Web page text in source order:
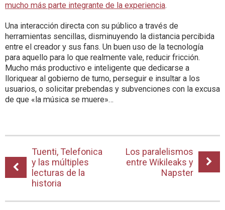
mucho más parte integrante de la experiencia.
Una interacción directa con su público a través de
herramientas sencillas, disminuyendo la distancia percibida
entre el creador y sus fans. Un buen uso de la tecnología
para aquello para lo que realmente vale, reducir fricción.
Mucho más productivo e inteligente que dedicarse a
lloriquear al gobierno de turno, perseguir e insultar a los
usuarios, o solicitar prebendas y subvenciones con la excusa
de que «la música se muere»…
Tuenti, Telefonica
y las múltiples
lecturas de la
historia
Los paralelismos
entre Wikileaks y
Napster